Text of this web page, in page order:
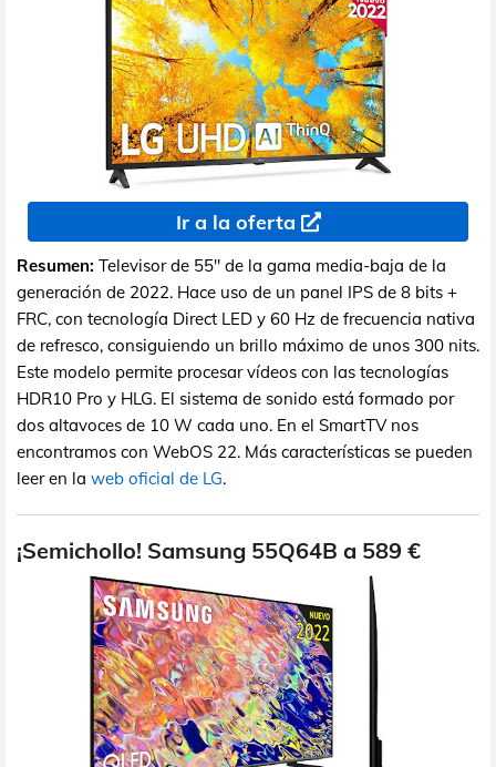
Ir a la oferta
Resumen: Televisor de 55" de la gama media-baja de la
generación de 2022. Hace uso de un panel IPS de 8 bits +
FRC, con tecnología Direct LED y 60 Hz de frecuencia nativa
de refresco, consiguiendo un brillo máximo de unos 300 nits.
Este modelo permite procesar vídeos con las tecnologías
HDR10 Pro y HLG. El sistema de sonido está formado por
dos altavoces de 10 W cada uno. En el SmartTV nos
encontramos con WebOS 22. Más características se pueden
leer en la web oficial de LG.
¡Semichollo! Samsung 55Q64B a 589 €